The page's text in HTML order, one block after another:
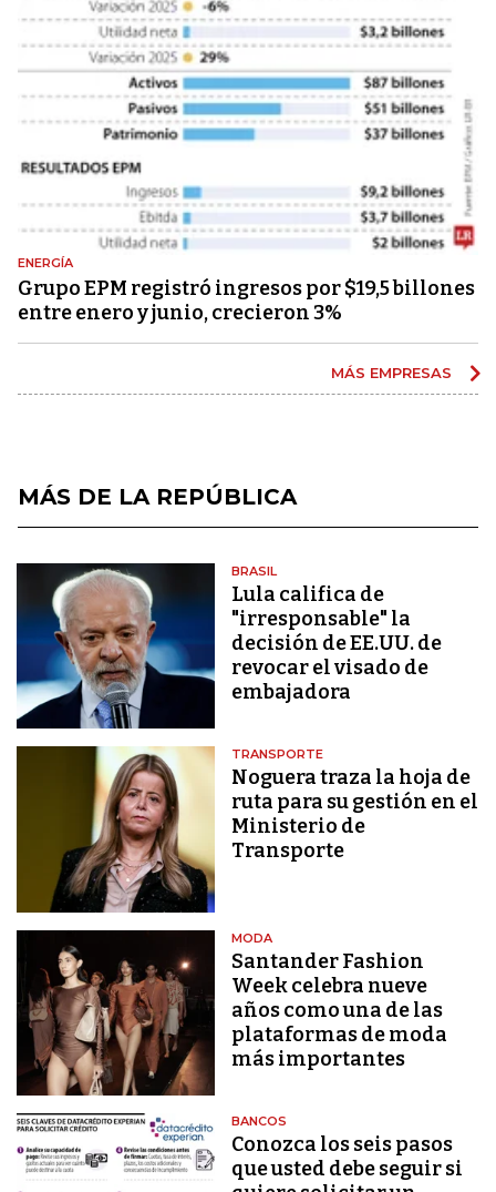
ENERGÍA
Grupo EPM registró ingresos por $19,5 billones
entre enero y junio, crecieron 3%
MÁS EMPRESAS
MÁS DE LA REPÚBLICA
BRASIL
Lula califica de
"irresponsable" la
decisión de EE.UU. de
revocar el visado de
embajadora
TRANSPORTE
Noguera traza la hoja de
ruta para su gestión en el
Ministerio de
Transporte
MODA
Santander Fashion
Week celebra nueve
años como una de las
plataformas de moda
más importantes
BANCOS
Conozca los seis pasos
que usted debe seguir si